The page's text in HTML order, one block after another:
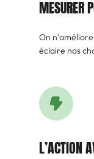
MESURER
On
éclaire nos
L’ACTION